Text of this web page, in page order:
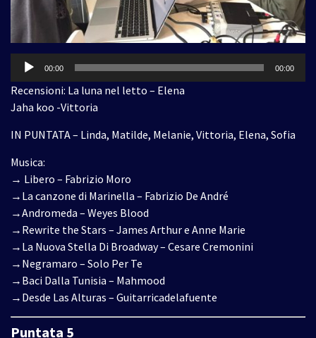
Audio
00:00 00:00
Recensioni: La luna nel letto – Elena
Jaha koo -Vittoria
IN PUNTATA – Linda, Matilde, Melanie, Vittoria, Elena, Sofia
Musica:
→ Libero – Fabrizio Moro
→La canzone di Marinella – Fabrizio De André
→Andromeda – Weyes Blood
→Rewrite the Stars – James Arthur e Anne Marie
→La Nuova Stella Di Broadway – Cesare Cremonini
→Negramaro – Solo Per Te
→Baci Dalla Tunisia – Mahmood
→Desde Las Alturas – Guitarricadelafuente
Puntata 5